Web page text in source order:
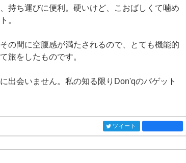
持ち運びに便利。硬いけど、こおばしくて噛め
。
の間に空腹感が満たされるので、とても機能的
旅をしたものです。
出会いません。私の知る限りDon'qのバゲット
entry742
ツイート